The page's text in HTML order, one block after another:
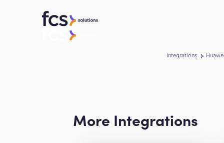
Integrations
More Integrations